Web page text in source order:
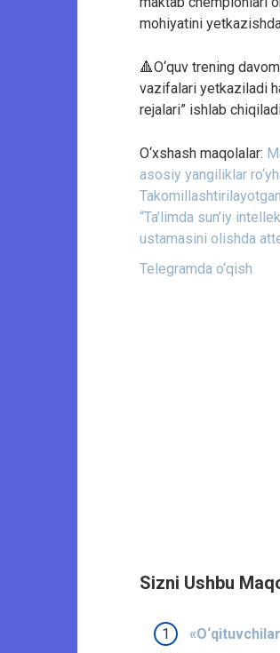
mohiyatini
🔺O‘quv trening
vazifalari yetkaziladi
rejalari” ishlab
O‘xshash maqolalar:
asosiy yangiliklar
“Ta’limda sun’iy
ustamasini olishda
Telegramda o‘qish
Sizni Ushbu